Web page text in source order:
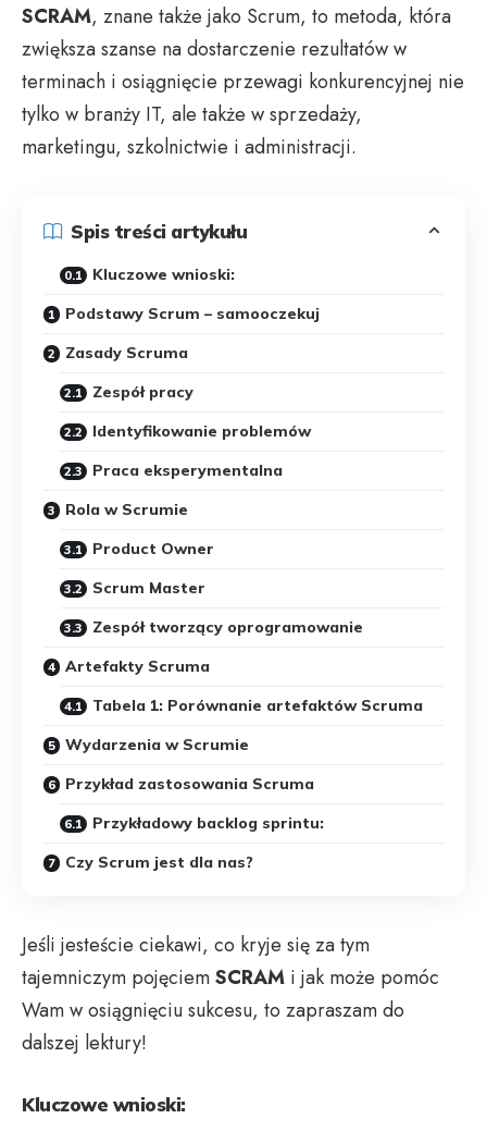
SCRAM, znane także jako Scrum, to metoda, która
zwiększa szanse na dostarczenie rezultatów w
terminach i osiągnięcie przewagi konkurencyjnej nie
tylko w branży IT, ale także w sprzedaży,
marketingu, szkolnictwie i administracji.
Spis treści artykułu
Kluczowe wnioski:
Podstawy Scrum – samooczekuj
Zasady Scruma
Zespół pracy
Identyfikowanie problemów
Praca eksperymentalna
Rola w Scrumie
Product Owner
Scrum Master
Zespół tworzący oprogramowanie
Artefakty Scruma
Tabela 1: Porównanie artefaktów Scruma
Wydarzenia w Scrumie
Przykład zastosowania Scruma
Przykładowy backlog sprintu:
Czy Scrum jest dla nas?
Jeśli jesteście ciekawi, co kryje się za tym
tajemniczym pojęciemSCRAM i jak może pomóc
Wam w osiągnięciu sukcesu, to zapraszam do
dalszej lektury!
Kluczowe wnioski: